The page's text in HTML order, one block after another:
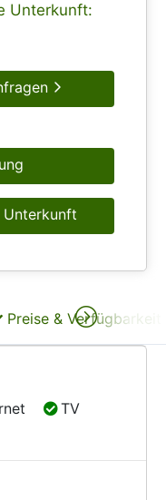
Unterkunft:
Unterkunft
Preise & Verfügbarkeit
TV
TV